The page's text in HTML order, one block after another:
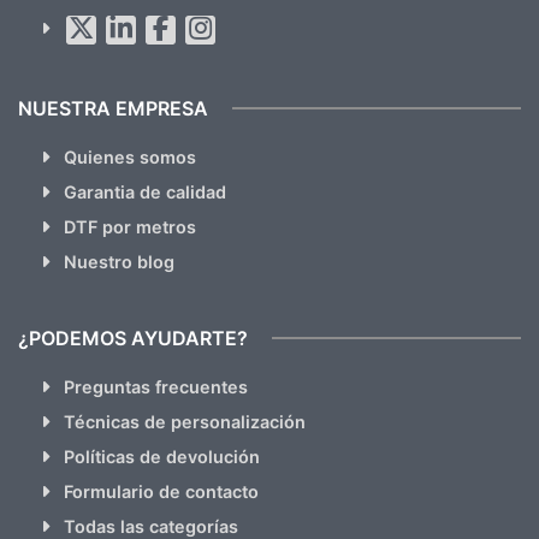
hacemos Spam)
NUESTRA EMPRESA
Quienes somos
Garantia de calidad
DTF por metros
Nuestro blog
¿PODEMOS AYUDARTE?
Preguntas frecuentes
Técnicas de personalización
Políticas de devolución
Formulario de contacto
Todas las categorías